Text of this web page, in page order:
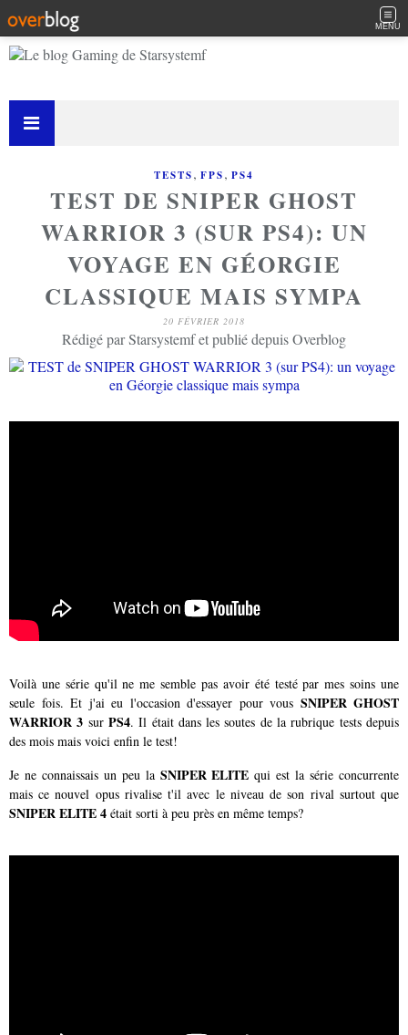
MENU
TESTS, FPS, PS4
TEST DE SNIPER GHOST
WARRIOR 3 (SUR PS4): UN
VOYAGE EN GÉORGIE
CLASSIQUE MAIS SYMPA
20 FÉVRIER 2018
Rédigé par Starsystemf et publié depuis Overblog
Voilà une série qu'il ne me semble pas avoir été testé par mes soins une
seule fois. Et j'ai eu l'occasion d'essayer pour vous SNIPER GHOST
WARRIOR 3 sur PS4. Il était dans les soutes de la rubrique tests depuis
des mois mais voici enfin le test!
Je ne connaissais un peu la SNIPER ELITE qui est la série concurrente
mais ce nouvel opus rivalise t'il avec le niveau de son rival surtout que
SNIPER ELITE 4 était sorti à peu près en même temps?